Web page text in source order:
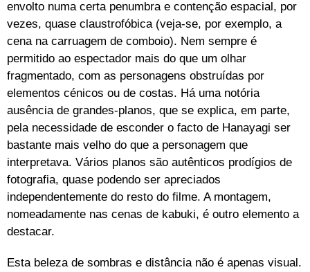
envolto numa certa penumbra e contenção espacial, por
vezes, quase claustrofóbica (veja-se, por exemplo, a
cena na carruagem de comboio). Nem sempre é
permitido ao espectador mais do que um olhar
fragmentado, com as personagens obstruídas por
elementos cénicos ou de costas. Há uma notória
ausência de grandes-planos, que se explica, em parte,
pela necessidade de esconder o facto de Hanayagi ser
bastante mais velho do que a personagem que
interpretava. Vários planos são autênticos prodígios de
fotografia, quase podendo ser apreciados
independentemente do resto do filme. A montagem,
nomeadamente nas cenas de kabuki, é outro elemento a
destacar.
Esta beleza de sombras e distância não é apenas visual.